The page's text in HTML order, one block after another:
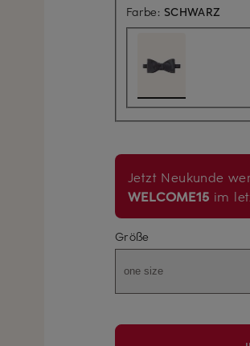
Farbe: SCHWARZ
Jetzt Neukunde
WELCOME15 im
Größe
one size